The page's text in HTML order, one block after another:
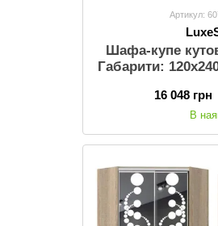
Артикул:
Шафа-купе
Габарити:
Так; Колір:
16 048 грн
В